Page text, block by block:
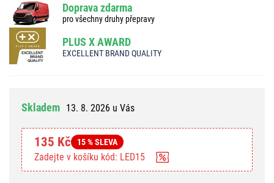
Doprava zdarma
pro všechny druhy přepravy
PLUS X AWARD
EXCELLENT BRAND QUALITY
Skladem 13. 8. 2026 u Vás
135 Kč 15 % SLEVA
Zadejte v košíku kód: LED15